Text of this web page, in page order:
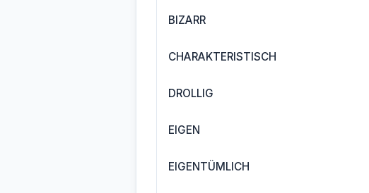
BIZARR
CHARAKTERISTISCH
DROLLIG
EIGEN
EIGENTÜMLICH